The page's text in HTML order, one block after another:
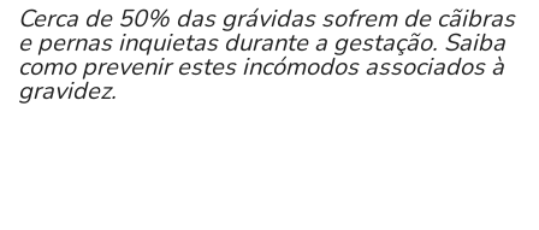
Cerca de 50% das grávidas sofrem de cãibras
e pernas inquietas durante a gestação. Saiba
como prevenir estes incómodos associados à
gravidez.